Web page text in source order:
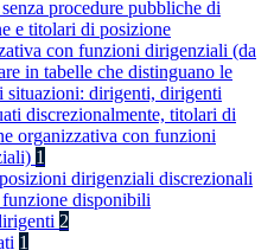
procedure pubbliche di
e titolari di posizione
con funzioni dirigenziali (da
in tabelle che distinguano le
situazioni: dirigenti, dirigenti
discrezionalmente, titolari di
organizzativa con funzioni
1
dirigenziali discrezionali
disponibili
2
1